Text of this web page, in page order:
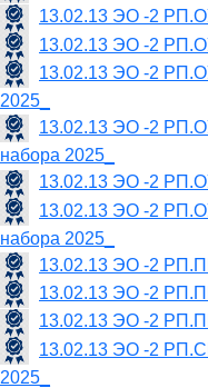
13.02.13 ЭО -2
13.02.13 ЭО -2
13.02.13 ЭО -2
2025_
13.02.13 ЭО -2
набора 2025_
13.02.13 ЭО -2
13.02.13 ЭО -2
набора 2025_
13.02.13 ЭО -2
13.02.13 ЭО -2
13.02.13 ЭО -2
13.02.13 ЭО -2
2025_